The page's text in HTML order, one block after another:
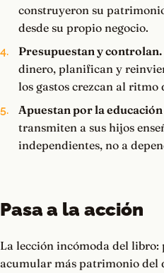
construyeron su
desde su propio negocio.
Presupuestan y controlan.
dinero, planifican y
los gastos crezcan al ritmo
Apuestan por la
transmiten a sus hijos
independientes, no a
Pasa a la acción
La lección incómoda del libro:
acumular más patrimonio del